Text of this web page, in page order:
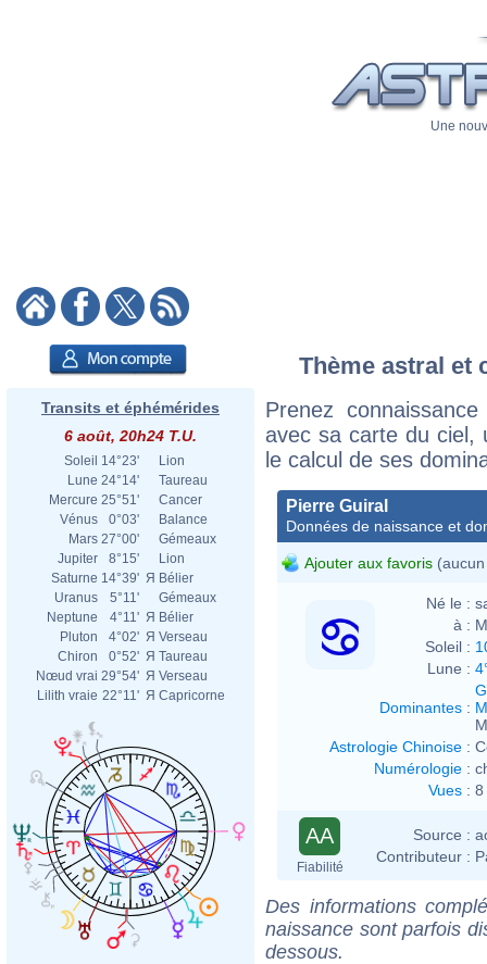
Une
Transits et éphémérides
6 août, 20h24 T.U.
Soleil 14°23'
Lion
Lune 24°14'
Taureau
Mercure 25°51'
Cancer
Vénus
0°03'
Balance
Mars 27°00'
Gémeaux
Jupiter
8°15'
Lion
Saturne 14°39' Я Bélier
Uranus
5°11'
Gémeaux
Neptune
4°11' Я Bélier
Pluton
4°02' Я Verseau
Chiron
0°52' Я Taureau
Nœud vrai 29°54' Я Verseau
Lilith vraie 22°11' Я Capricorne
Thème astral et
Prenez
avec sa carte du ciel,
le calcul de ses
Pierre Guiral
Données de naissance et
Ajouter aux favoris
Né le :
à :
Soleil :
Lune :
Dominantes :
Astrologie Chinoise :
Numérologie :
Vues : 8
AA
Fiabilité
Source :
Contributeur :
Des informations
naissance sont parfois
dessous.